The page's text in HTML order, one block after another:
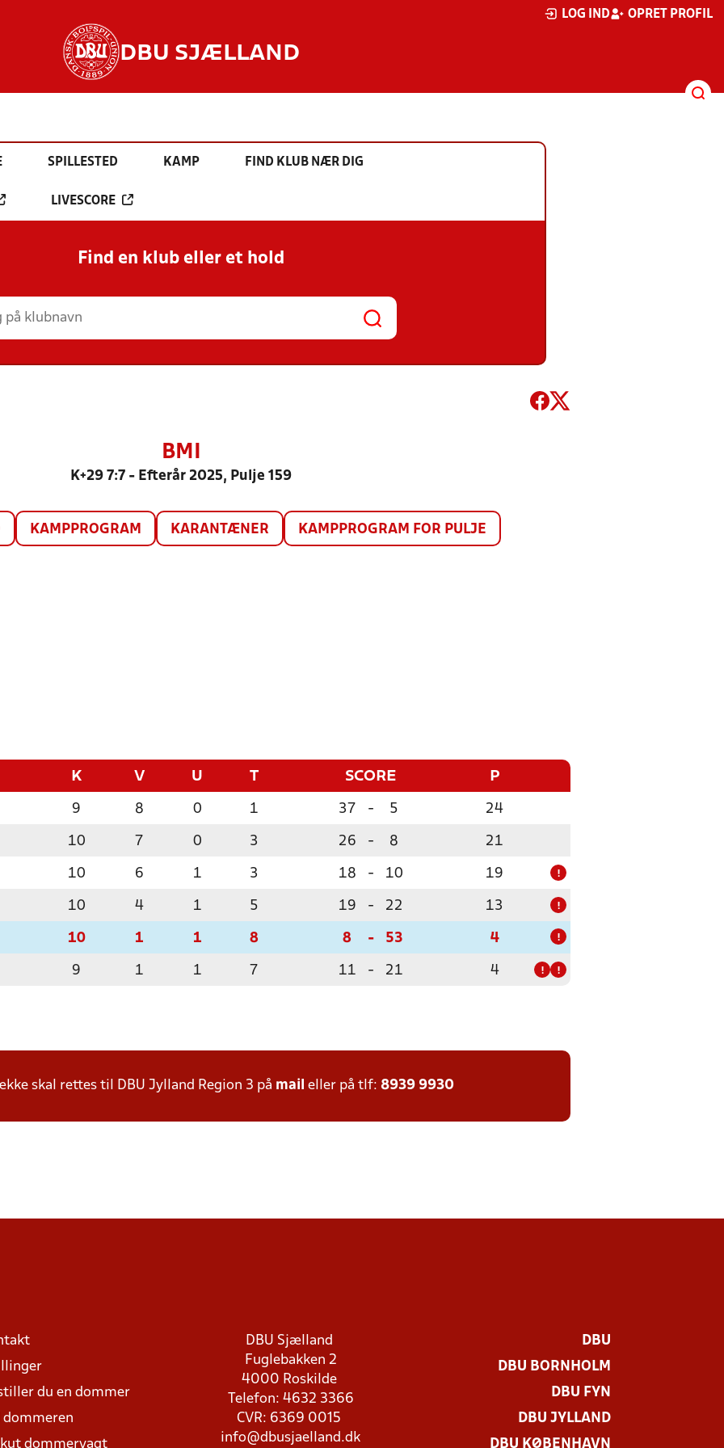
LOG IND OPRET PROFIL
DBU SJÆLLAND
SPILLESTED KAMP FIND KLUB NÆR DIG
LIVESCORE
Find en klub eller et hold
BMI
K+29 7:7 - Efterår 2025, Pulje 159
KAMPPROGRAM KARANTÆNER KAMPPROGRAM FOR PULJE
K V U T SCORE P
9 8 0 1 37 - 5 24
10 7 0 3 26 - 8 21
10 6 1 3 18 - 10 19 !
10 4 1 5 19 - 22 13 !
10 1 1 8 8 - 53 4 !
9 1 1 7 11 - 21 4 ! !
skal rettes til DBU Jylland Region 3 på mail eller på tlf: 8939 9930
du en dommer
dommeren
dommervagt
DBU Sjælland
Fuglebakken 2
4000 Roskilde
Telefon: 4632 3366
CVR: 6369 0015
info@dbusjaelland.dk
DBU
DBU BORNHOLM
DBU FYN
DBU JYLLAND
DBU KØBENHAVN